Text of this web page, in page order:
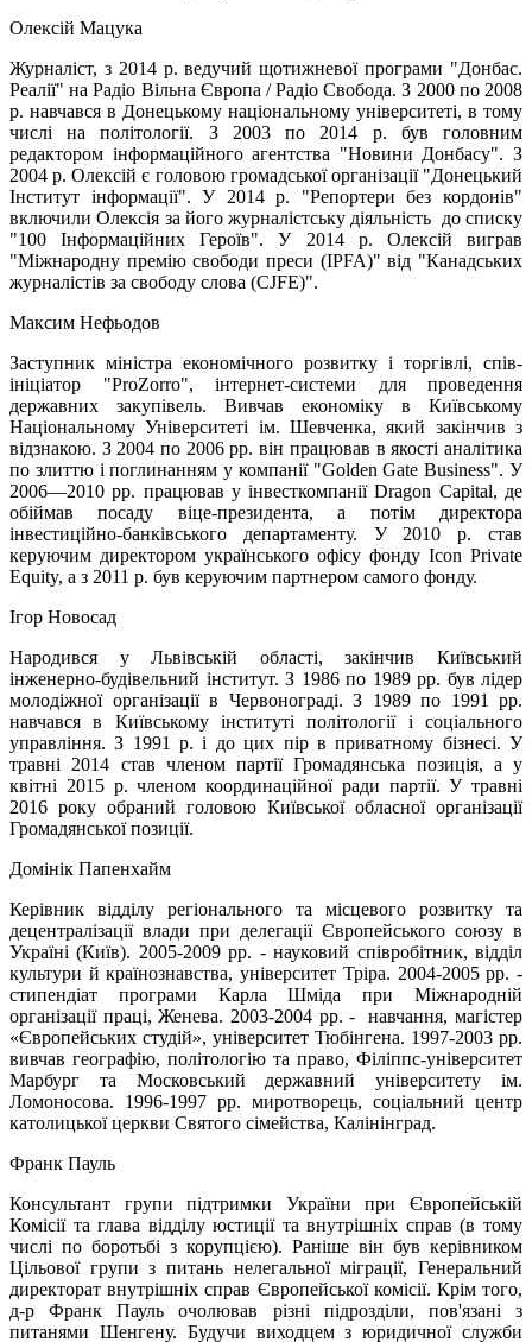
Олексій Мацука
Журналіст, з 2014 р. ведучий щотижневої програми "Донбас.
Реалії" на Радіо Вільна Європа / Радіо Свобода. З 2000 по 2008
р. навчався в Донецькому національному університеті, в тому
числі на політології. З 2003 по 2014 р. був головним
редактором інформаційного агентства "Новини Донбасу". З
2004 р. Олексій є головою громадської організації "Донецький
Інститут інформації". У 2014 р. "Репортери без кордонів"
включили Олексія за його журналістську діяльність до списку
"100 Інформаційних Героїв". У 2014 р. Олексій виграв
"Міжнародну премію свободи преси (IPFA)" від "Канадських
журналістів за свободу слова (CJFE)".
Максим Нефьодов
Заступник міністра економічного розвитку і торгівлі, спів-
ініціатор "ProZorro", інтернет-системи для проведення
державних закупівель. Вивчав економіку в Київському
Національному Університеті ім. Шевченка, який закінчив з
відзнакою. З 2004 по 2006 рр. він працював в якості аналітика
по злиттю і поглинанням у компанії "Golden Gate Business". У
2006—2010 рр. працював у інвесткомпанії Dragon Capital, де
обіймав посаду віце-президента, а потім директора
інвестиційно-банківського департаменту. У 2010 р. став
керуючим директором українського офісу фонду Icon Private
Equity, а з 2011 р. був керуючим партнером самого фонду.
Ігор Новосад
Народився у Львівській області, закінчив Київський
інженерно-будівельний інститут. З 1986 по 1989 рр. був лідер
молодіжної організації в Червонограді. З 1989 по 1991 рр.
навчався в Київському інституті політології і соціального
управління. З 1991 р. і до цих пір в приватному бізнесі. У
травні 2014 став членом партії Громадянська позиція, а у
квітні 2015 р. членом координаційної ради партії. У травні
2016 року обраний головою Київської обласної організації
Громадянської позиції.
Домінік Папенхайм
Керівник відділу регіонального та місцевого розвитку та
децентралізації влади при делегації Європейського союзу в
Україні (Київ). 2005-2009 рр. - науковий співробітник, відділ
культури й країнознавства, університет Тріра. 2004-2005 рр. -
стипендіат програми Карла Шміда при Міжнародній
організації праці, Женева. 2003-2004 рр. - навчання, магістер
«Європейських студій», університет Тюбінгена. 1997-2003 рр.
вивчав географію, політологію та право, Філіппс-університет
Марбург та Московський державний університету ім.
Ломоносова. 1996-1997 рр. миротворець, соціальний центр
католицької церкви Святого сімейства, Калінінград.
Франк Пауль
Консультант групи підтримки України при Європейській
Комісії та глава відділу юстиції та внутрішніх справ (в тому
числі по боротьбі з корупцією). Раніше він був керівником
Цільової групи з питань нелегальної міграції, Генеральний
директорат внутрішніх справ Європейської комісії. Крім того,
д-р Франк Пауль очолював різні підрозділи, пов'язані з
питанями Шенгену. Будучи виходцем з юридичної служби